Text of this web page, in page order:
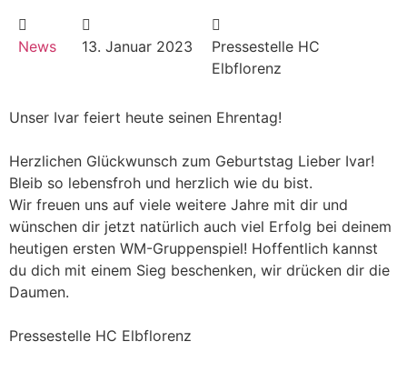
News 13. Januar 2023
Pressestelle HC
Elbflorenz
Unser Ivar feiert heute seinen Ehrentag!
Herzlichen Glückwunsch zum Geburtstag Lieber Ivar!
Bleib so lebensfroh und herzlich wie du bist.
Wir freuen uns auf viele weitere Jahre mit dir und
wünschen dir jetzt natürlich auch viel Erfolg bei deinem
heutigen ersten WM-Gruppenspiel! Hoffentlich kannst
du dich mit einem Sieg beschenken, wir drücken dir die
Daumen.
Pressestelle HC Elbflorenz